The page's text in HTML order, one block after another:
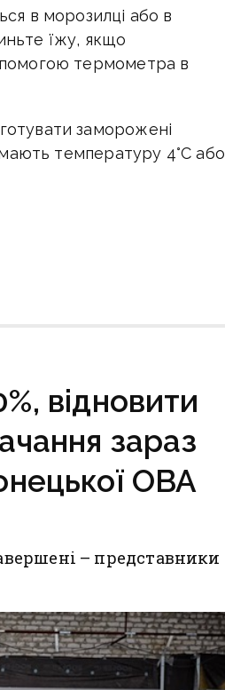
в морозилці або в
їжу, якщо
термометра в
заморожені
температуру 4°С або
відновити
зараз
ОВА
– представники